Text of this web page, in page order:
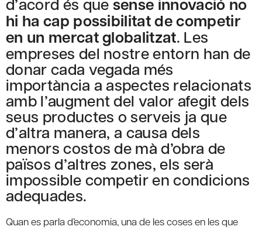
hi ha cap possibilitat de competir
en un mercat globalitzat. Les
empreses del nostre entorn han de
donar cada vegada més
importància a aspectes relacionats
amb l’augment del valor afegit dels
seus productes o serveis ja que
d’altra manera, a causa dels
menors costos de mà d’obra de
països d’altres zones, els serà
impossible competir en condicions
adequades.
Quan es parla d’economia, una de les coses en les que